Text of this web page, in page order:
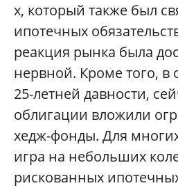
х, который также был
ипотечных
реакция рынка была
нервной. Кроме того, в
25-летней давности,
облигации вложили
хедж-фонды. Для
игра на небольших
рискованных